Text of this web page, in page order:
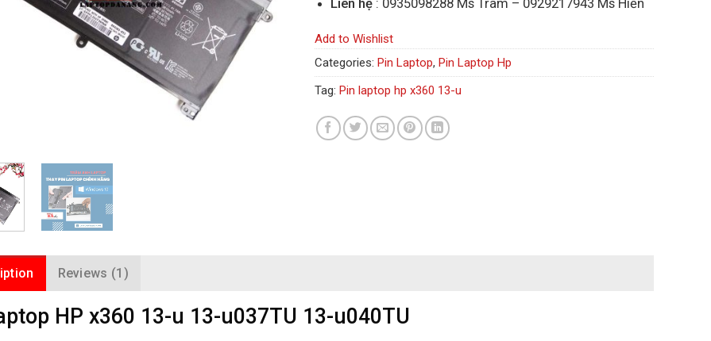
Liên hệ: 0935098288 Ms Trâm – 0929217943 Ms Hiền
Add to Wishlist
Categories: Pin Laptop, Pin Laptop Hp
Tag: Pin laptop hp x360 13-u
Reviews (1)
HP x360 13-u 13-u037TU 13-u040TU